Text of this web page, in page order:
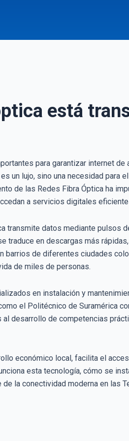
está
para garantizar internet de
un lujo, sino una necesidad para
de las Redes Fibra Óptica ha
a servicios digitales
transmite datos mediante pulsos
traduce en descargas más
barrios de diferentes ciudades
de miles de personas.
en instalación y
el Politécnico de Suramérica
desarrollo de competencias
económico local, facilita el
esta tecnología, cómo se
la conectividad moderna en las